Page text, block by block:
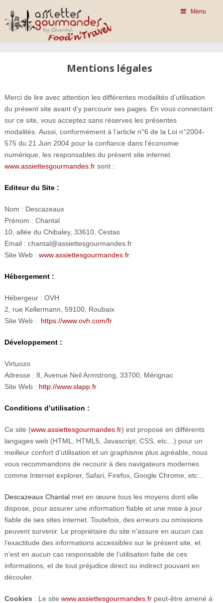
Menu
Mentions légales
Merci de lire avec attention les différentes modalités d’utilisation
du présent site avant d’y parcourir ses pages. En vous connectant
sur ce site, vous acceptez sans réserves les présentes
modalités. Aussi, conformément à l’article n°6 de la Loi n°2004-
575 du 21 Juin 2004 pour la confiance dans l’économie
numérique, les responsables du présent site internet
www.assiettesgourmandes.frsont :
Editeur du Site :
Nom : Descazeaux
Prénom : Chantal
10, allée du Chibaley, 33610, Cestas
Email : chantal@assiettesgourmandes.fr
Site Web : www.assiettesgourmandes.fr
Hébergement :
Hébergeur : OVH
2, rue Kellermann, 59100, Roubaix
Site Web : https://www.ovh.com/fr
Développement:
Virtuozo
Adresse : 8, Avenue Neil Armstrong, 33700, Mérignac
Site Web : http://www.slapp.fr
Conditions d’utilisation :
Ce site (www.assiettesgourmandes.fr) est proposé en différents
langages web (HTML, HTML5, Javascript, CSS, etc…) pour un
meilleur confort d’utilisation et un graphisme plus agréable, nous
vous recommandons de recourir à des navigateurs modernes
comme Internet explorer, Safari, Firefox, Google Chrome, etc…
Descazeaux Chantal met en œuvre tous les moyens dont elle
dispose, pour assurer une information fiable et une mise à jour
fiable de ses sites internet. Toutefois, des erreurs ou omissions
peuvent survenir. Le propriétaire du site n’assure en aucun cas
l’exactitude des informations accessibles sur le présent site, et
n’est en aucun cas responsable de l’utilisation faite de ces
informations, et de tout préjudice direct ou indirect pouvant en
découler.
Cookies : Le site www.assiettesgourmandes.frpeut-être amené à